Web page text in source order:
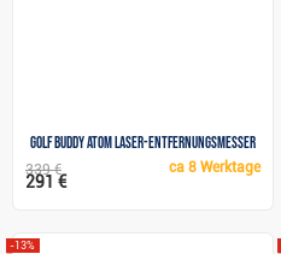
Golf Buddy Atom Laser-Entfernungsmesser
ca8 Werktage
339 €
291 €
-13%